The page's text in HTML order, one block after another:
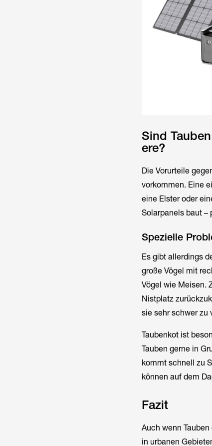
Sind
ere?
Die Vorurteile
vorkommen. Eine
eine Elster oder
Solarpanels baut –
Spezielle
Es gibt allerdings
große Vögel mit
Vögel wie Meisen.
Nistplatz
sie sehr schwer zu
Taubenkot ist
Tauben gerne in
kommt schnell zu
können auf dem
Fazit
Auch wenn
in urbanen